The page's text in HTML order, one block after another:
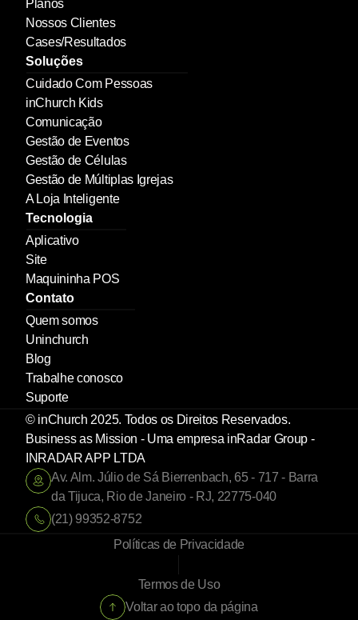
Planos
Nossos Clientes
Cases/Resultados
Soluções
Cuidado Com Pessoas
inChurch Kids
Comunicação
Gestão de Eventos
Gestão de Células
Gestão de Múltiplas Igrejas
A Loja Inteligente
Tecnologia
Aplicativo
Site
Maquininha POS
Contato
Quem somos
Uninchurch
Blog
Trabalhe conosco
Suporte
© inChurch 2025. Todos os Direitos Reservados.
Business as Mission - Uma empresa inRadar Group -
INRADAR APP LTDA
Av. Alm. Júlio de Sá Bierrenbach, 65 - 717 - Barra
da Tijuca, Rio de Janeiro - RJ, 22775-040
(21) 99352-8752
Políticas de Privacidade
Termos de Uso
Voltar ao topo da página